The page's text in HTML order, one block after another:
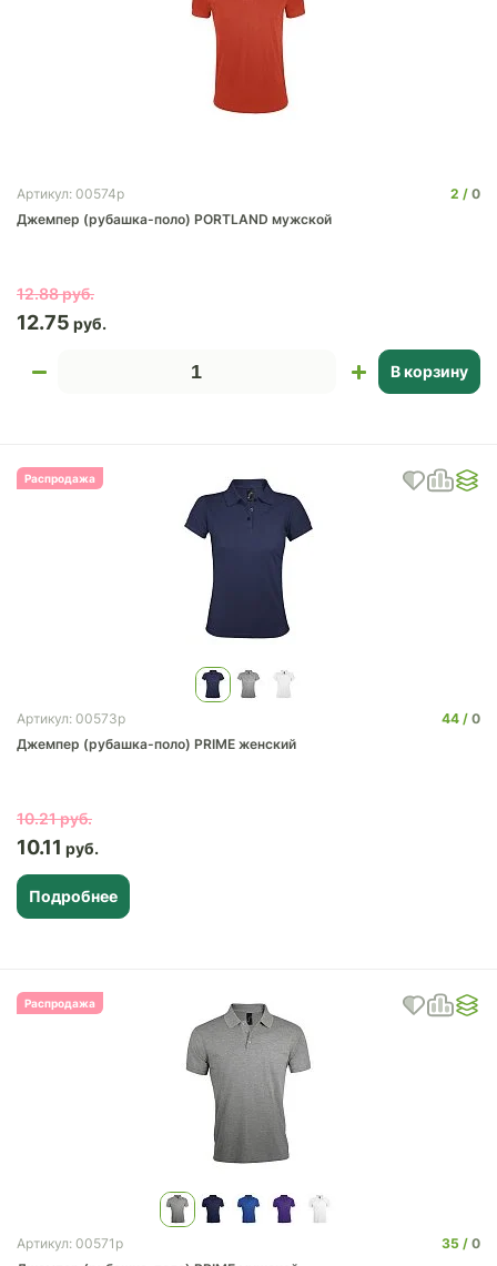
Артикул: 00574p 2
0
Джемпер (рубашка-поло) PORTLAND мужской
12.88
12.75
В корзину
Распродажа
Артикул: 00573p 44
0
Джемпер (рубашка-поло) PRIME женский
10.21
10.11
Подробнее
Распродажа
Артикул: 00571p 35
0